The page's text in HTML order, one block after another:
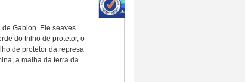
Gabion. Ele seaves
do trilho de protetor, o
de protetor da represa
a malha da terra da